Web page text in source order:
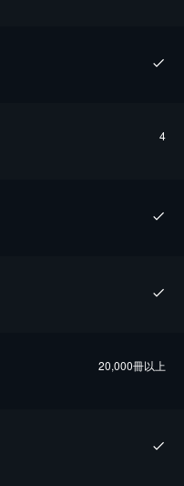
4
20,000冊以上